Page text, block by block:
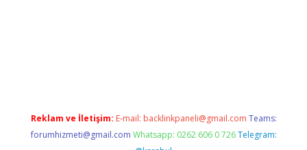
Reklam ve İletişim: E-mail: backlinkpaneli@gmail.com Teams:
forumhizmeti@gmail.com Whatsapp: 0262 606 0 726 Telegram: